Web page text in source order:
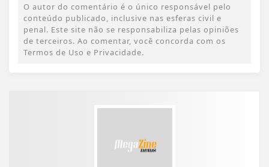
O autor do comentário é o único responsável pelo
conteúdo publicado, inclusive nas esferas civil e
penal. Este site não se responsabiliza pelas opiniões
de terceiros. Ao comentar, você concorda com os
Termos de Uso e Privacidade.